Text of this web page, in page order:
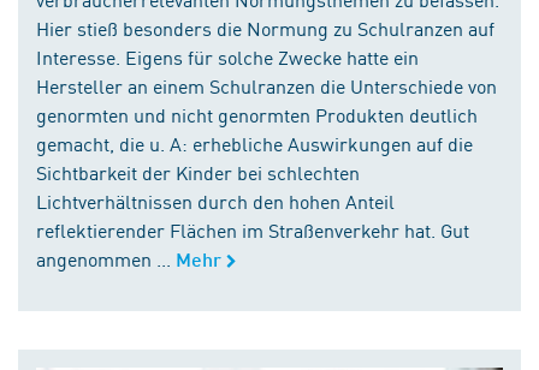
Hier stieß besonders die Normung zu Schulranzen auf
Interesse. Eigens für solche Zwecke hatte ein
Hersteller an einem Schulranzen die Unterschiede von
genormten und nicht genormten Produkten deutlich
gemacht, die u. A: erhebliche Auswirkungen auf die
Sichtbarkeit der Kinder bei schlechten
Lichtverhältnissen durch den hohen Anteil
reflektierender Flächen im Straßenverkehr hat. Gut
angenommen ...
Mehr